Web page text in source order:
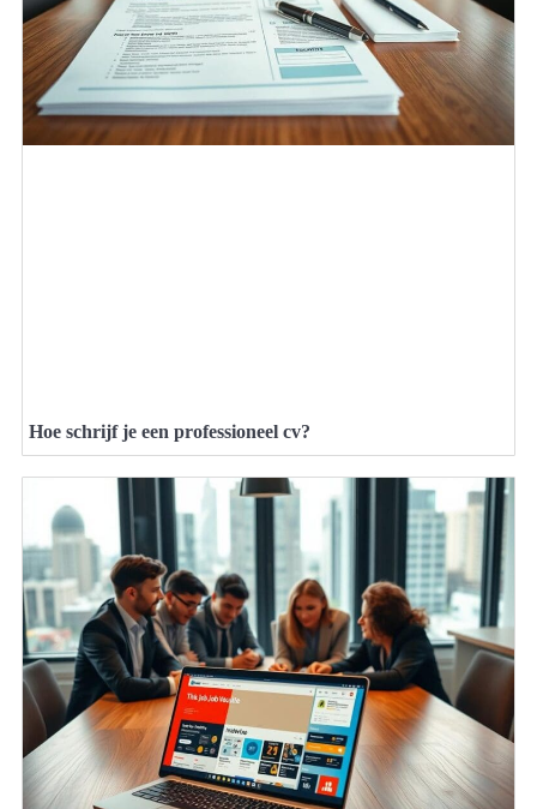
Hoe schrijf je een professioneel cv?